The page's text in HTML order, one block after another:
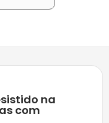
na
com